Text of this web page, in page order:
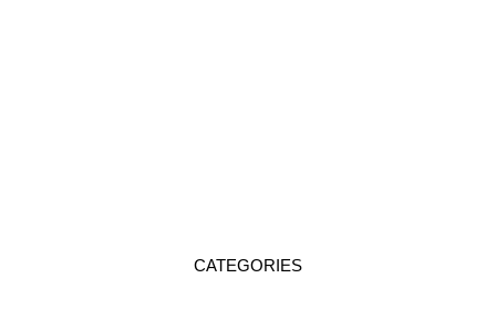
CATEGORIES